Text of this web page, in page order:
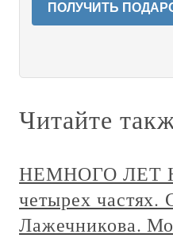
ПОЛУЧИТЬ
Читайте
НЕМНОГО ЛЕТ
четырех частях.
Лажечникова.